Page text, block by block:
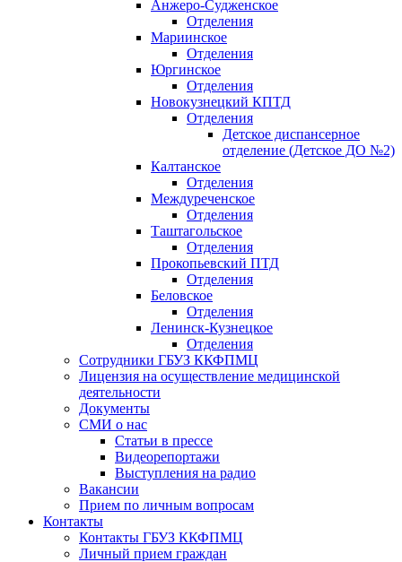
Анжеро-Судженское
Отделения
Мариинское
Отделения
Юргинское
Отделения
Новокузнецкий КПТД
Отделения
Детское диспансерное
отделение (Детское ДО №2)
Калтанское
Отделения
Междуреченское
Отделения
Таштагольское
Отделения
Прокопьевский ПТД
Отделения
Беловское
Отделения
Ленинск-Кузнецкое
Отделения
Сотрудники ГБУЗ ККФПМЦ
Лицензия на осуществление медицинской
деятельности
Документы
СМИ о нас
Статьи в прессе
Видеорепортажи
Выступления на радио
Вакансии
Прием по личным вопросам
Контакты
Контакты ГБУЗ ККФПМЦ
Личный прием граждан